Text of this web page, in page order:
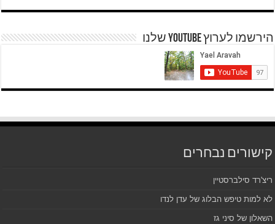
הירשמו לערוץ YOUTUBE שלנו
קישורים נבחרים
ריצ'רד סילברסטיין
לא למות טיפש הבלוג של עדן לנדו
השאלון של סיני גז